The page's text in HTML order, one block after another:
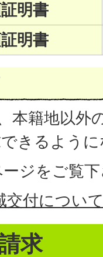
明書
明書
本籍地以外
きるよう
ジをご覧
交付につい
求